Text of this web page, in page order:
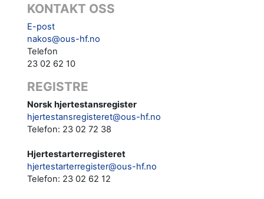
KONTAKT OSS
E-post
nakos@ous-hf.no
Telefon
23 02 62 10
REGISTRE
Norsk hjertestansregister
hjertestansregisteret@ous-hf.no
Telefon: 23 02 72 38
Hjertestarterregisteret
hjertestarterregister@ous-hf.no
Telefon: 23 02 62 12‬‬